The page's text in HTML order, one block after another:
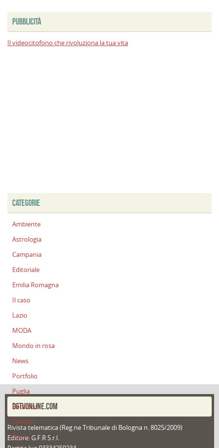
PUBBLICITÀ
Il videocitofono che rivoluziona la tua vita
CATEGORIE
Ambiente
Astrologia
Campania
Editoriale
Emilia Romagna
Il caso
Lazio
MODA
Mondo in rosa
News
Portfolio
Puglia
Redazioni
Speciali
Sport
DGTVONLINE.COM
Rivista telematica (Reg.ne Tribunale di Bologna n. 8025/2009)
Editore: G.F.R S.r.l.